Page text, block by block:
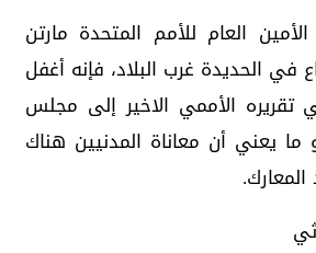
العام للأمم المتحدة مارتن
في الحديدة غرب البلاد، فإنه أغفل
تقريره الأممي الاخير إلى مجلس
ما يعني أن معاناة المدنيين هناك